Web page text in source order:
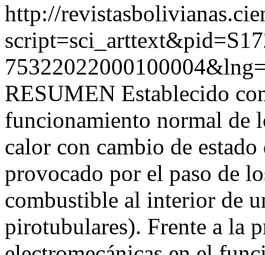
http://
RESUMEN Establecido
funcionamiento normal de
calor con cambio de
provocado por el paso de
combustible al interior de
pirotubulares). Frente a la